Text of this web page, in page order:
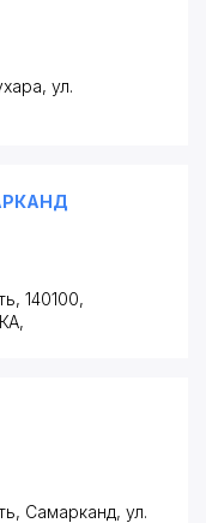
ул.
140100,
,
Самарканд, ул.